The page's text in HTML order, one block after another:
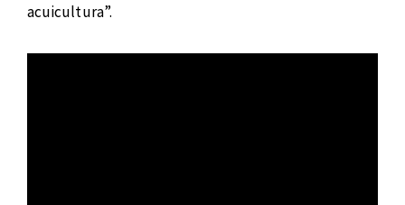
acuicultura”.